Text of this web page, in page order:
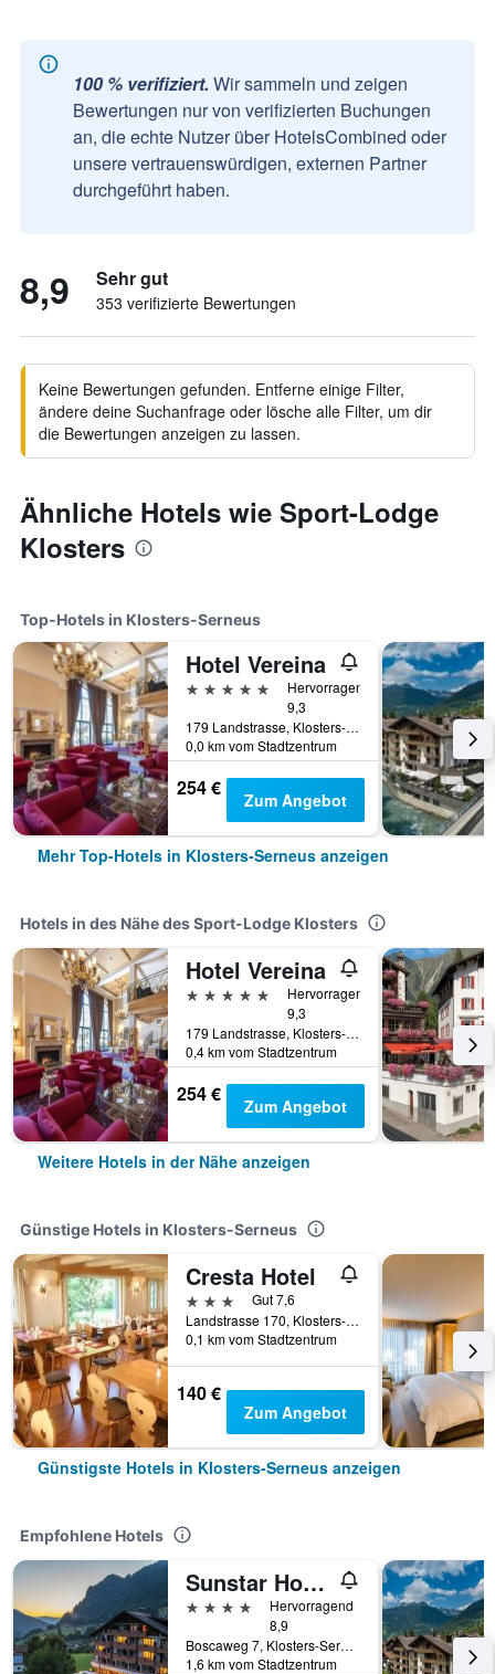
100 % verifiziert. Wir sammeln und zeigen
Bewertungen nur von verifizierten Buchungen
an, die echte Nutzer über HotelsCombined oder
unsere vertrauenswürdigen, externen Partner
durchgeführt haben.
8,9 Sehr gut
353 verifizierte Bewertungen
Keine Bewertungen gefunden. Entferne einige Filter,
ändere deine Suchanfrage oder lösche alle Filter, um dir
die Bewertungen anzeigen zu lassen.
Ähnliche Hotels wie Sport-Lodge
Klosters
Top-Hotels in Klosters-Serneus
Hotel Vereina
5 Sterne
Hervorragend
9,3
179 Landstrasse, Klosters-Serneus, Graubünden, Schweiz
0,0 km vom Stadtzentrum
254 € Zum Angebot
Mehr Top-Hotels in Klosters-Serneus anzeigen
Hotels in des Nähe des Sport-Lodge Klosters
Hotel Vereina
5 Sterne
Hervorragend
9,3
179 Landstrasse, Klosters-Serneus, Graubünden, Schweiz
0,4 km vom Stadtzentrum
254 € Zum Angebot
Weitere Hotels in der Nähe anzeigen
Günstige Hotels in Klosters-Serneus
Cresta Hotel
3 Sterne
Gut 7,6
Landstrasse 170, Klosters-Serneus, Graubünden, Schweiz
0,1 km vom Stadtzentrum
140 €
Zum Angebot
Günstigste Hotels in Klosters-Serneus anzeigen
Empfohlene Hotels
Sunstar Hotel Klosters
4 Sterne
Hervorragend
8,9
Boscaweg 7, Klosters-Serneus, Graubünden, Schweiz
1,6 km vom Stadtzentrum